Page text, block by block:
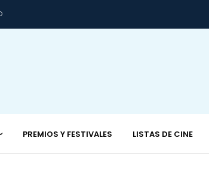
PREMIOS Y FESTIVALES LISTAS DE CINE